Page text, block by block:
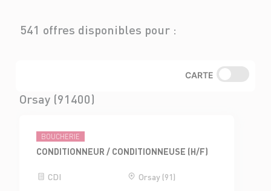
541 offres disponibles pour :
CARTE
Orsay (91400)
BOUCHERIE
CONDITIONNEUR / CONDITIONNEUSE (H/F)
CDI Orsay (91)